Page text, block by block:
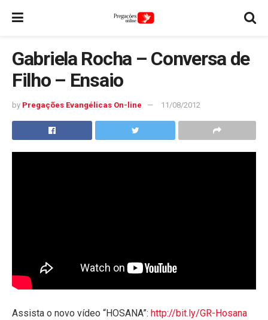
Gabriela Rocha – Conversa de
Filho – Ensaio
by Pregações Evangélicas On-line 11/08/2012
Assista o novo vídeo “HOSANA”: http://bit.ly/GR-Hosana